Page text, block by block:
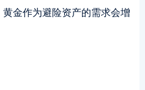
金作为避险资产的需求会增